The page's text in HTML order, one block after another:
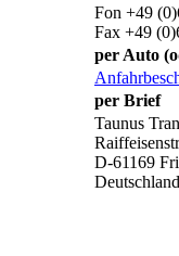
Fon +49
Fax +49
per Auto
per Brief
Taunus
D-61169
Deutschland